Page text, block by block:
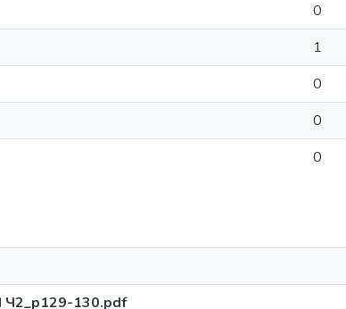
0
1
0
0
0
130.pdf